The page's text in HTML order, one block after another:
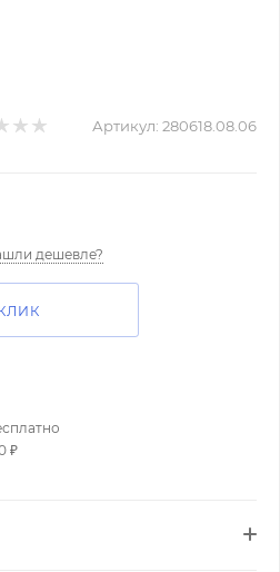
Артикул: 280618.08.06
дешевле?
₽